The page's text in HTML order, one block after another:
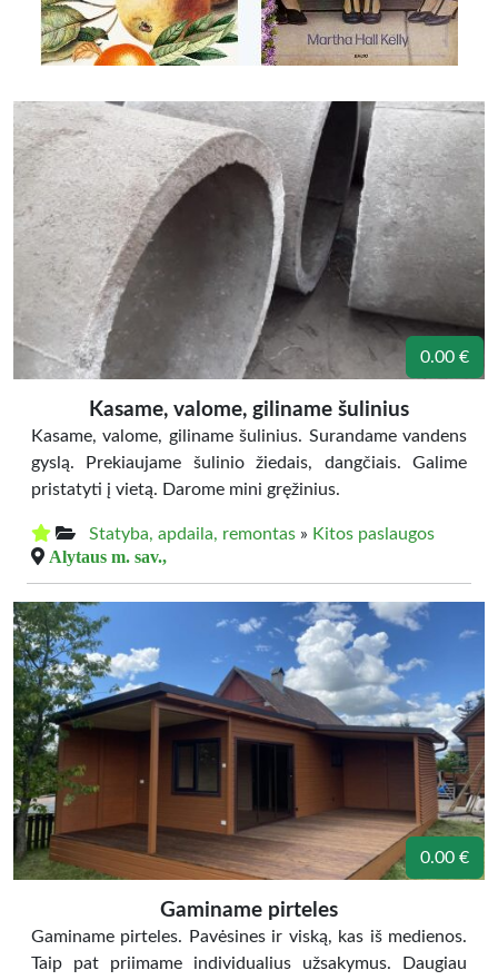
0.00 €
Kasame, valome, giliname šulinius
Kasame, valome, giliname šulinius. Surandame vandens
gyslą. Prekiaujame šulinio žiedais, dangčiais. Galime
pristatyti į vietą. Darome mini gręžinius.
Statyba, apdaila, remontas » Kitos paslaugos
Alytaus m. sav.,
0.00 €
Gaminame pirteles
Gaminame pirteles. Pavėsines ir viską, kas iš medienos.
Taip pat priimame individualius užsakymus. Daugiau